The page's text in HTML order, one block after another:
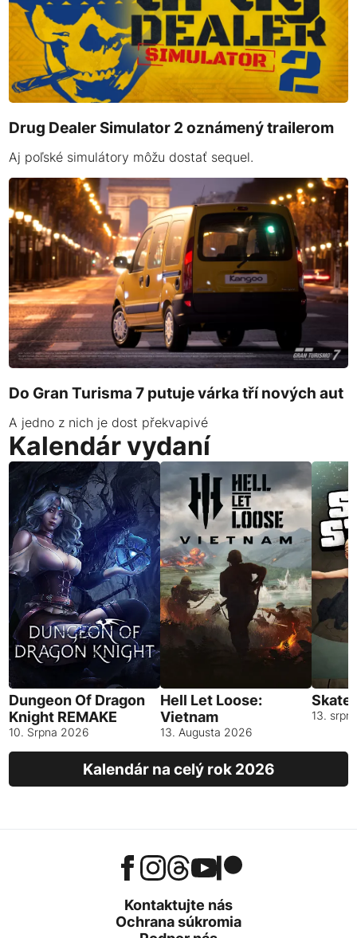
Drug Dealer Simulator 2 oznámený trailerom
Aj poľské simulátory môžu dostať sequel.
Do Gran Turisma 7 putuje várka tří nových aut
A jedno z nich je dost překvapivé
Kalendár vydaní
Dungeon Of Dragon
Knight REMAKE
10. Srpna 2026
Hell Let Loose:
Vietnam
13. Augusta 2026
13.
Kalendár na celý rok 2026
Kontaktujte nás
Ochrana súkromia